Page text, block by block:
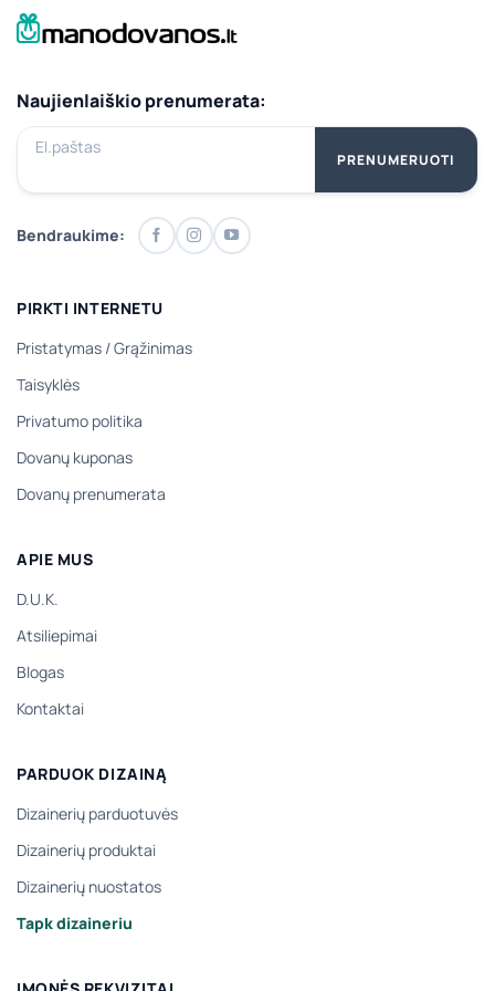
Naujienlaiškio prenumerata:
El.paštas
PRENUMERUOTI
Bendraukime:
PIRKTI INTERNETU
Pristatymas /Grąžinimas
Taisyklės
Privatumo politika
Dovanų kuponas
Dovanų prenumerata
APIE MUS
D.U.K.
Atsiliepimai
Blogas
Kontaktai
PARDUOK DIZAINĄ
Dizainerių parduotuvės
Dizainerių produktai
Dizainerių nuostatos
Tapk dizaineriu